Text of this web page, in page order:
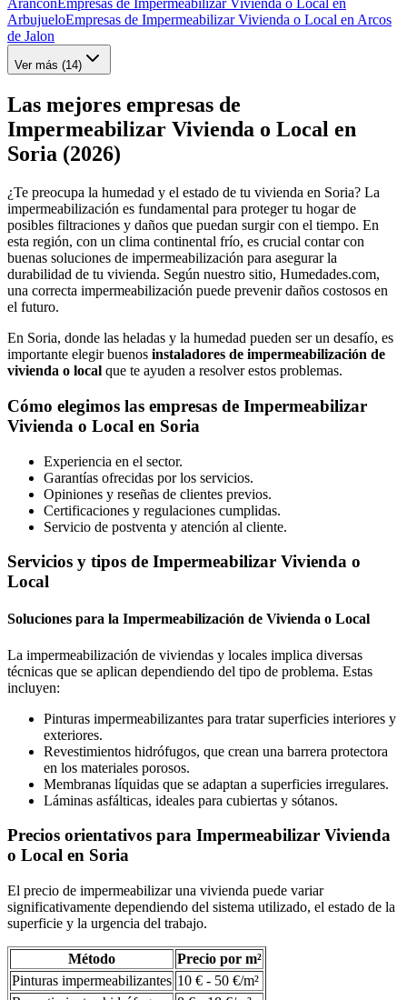
Arancón Empresas de Impermeabilizar Vivienda o Local en
ArbujueloEmpresas de Impermeabilizar Vivienda o Local en Arcos
de Jalon
Ver más (14)
Las mejores empresas de
Impermeabilizar Vivienda o Local en
Soria (2026)
¿Te preocupa la humedad y el estado de tu vivienda en Soria? La
impermeabilización es fundamental para proteger tu hogar de
posibles filtraciones y daños que puedan surgir con el tiempo. En
esta región, con un clima continental frío, es crucial contar con
buenas soluciones de impermeabilización para asegurar la
durabilidad de tu vivienda. Según nuestro sitio, Humedades.com,
una correcta impermeabilización puede prevenir daños costosos en
el futuro.
En Soria, donde las heladas y la humedad pueden ser un desafío, es
importante elegir buenos instaladores de impermeabilización de
vivienda o local que te ayuden a resolver estos problemas.
Cómo elegimos las empresas de Impermeabilizar
Vivienda o Local en Soria
Experiencia en el sector.
Garantías ofrecidas por los servicios.
Opiniones y reseñas de clientes previos.
Certificaciones y regulaciones cumplidas.
Servicio de postventa y atención al cliente.
Servicios y tipos de Impermeabilizar Vivienda o
Local
Soluciones para la Impermeabilización de Vivienda o Local
La impermeabilización de viviendas y locales implica diversas
técnicas que se aplican dependiendo del tipo de problema. Estas
incluyen:
Pinturas impermeabilizantes para tratar superficies interiores y
exteriores.
Revestimientos hidrófugos, que crean una barrera protectora
en los materiales porosos.
Membranas líquidas que se adaptan a superficies irregulares.
Láminas asfálticas, ideales para cubiertas y sótanos.
Precios orientativos para Impermeabilizar Vivienda
o Local en Soria
El precio de impermeabilizar una vivienda puede variar
significativamente dependiendo del sistema utilizado, el estado de la
superficie y la urgencia del trabajo.
Método
Precio por m²
Pinturas impermeabilizantes 10 € - 50 €/m²